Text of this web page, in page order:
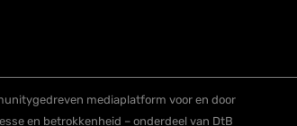
mediaplatform voor en door
en betrokkenheid – onderdeel van DtB